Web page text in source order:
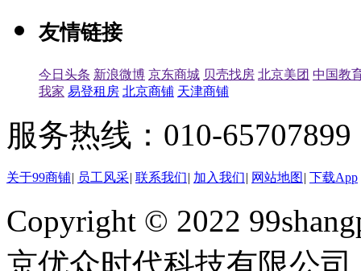
友情链接
今日头条 新浪微博 京东商城 贝壳找房 北京美团 中国教
我家 易登租房 北京商铺 天津商铺
服务热线：010-
关于99商铺| 员工风采| 联系我们| 加入我们| 网站地图 | 下载App
Copyright © 2022
京优众时代科技有限公